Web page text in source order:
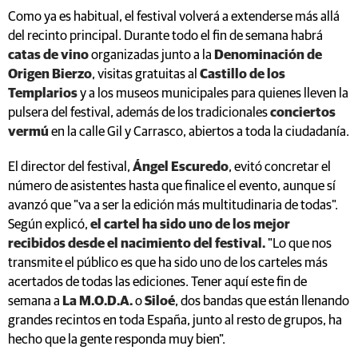
Origen Bierzo, visitas gratuitas alCastillo de los
Templariosy a los museos municipales para quienes lleven la
pulsera del festival, además de los tradicionalesconciertos
vermúen la calle Gil y Carrasco, abiertos a toda la ciudadanía.
El director del festival,Ángel Escuredo, evitó concretar el
número de asistentes hasta que finalice el evento, aunque sí
Según explicó,el cartel ha sido uno de los mejor
recibidos desde el nacimiento del festival."Lo que nos
transmite el público es que ha sido uno de los carteles más
acertados de todas las ediciones. Tener aquí este fin de
semana aLa M.O.D.A.oSiloé, dos bandas que están llenando
grandes recintos en toda España, junto al resto de grupos, ha
hecho que la gente responda muy bien".
La principal novedad de última hora llegará por culpa del
deporte. La victoria de laSelección Española